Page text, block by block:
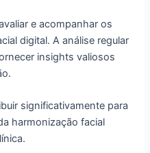
e acompanhar os
digital. A análise regular
insights valiosos
significativamente para
harmonização facial